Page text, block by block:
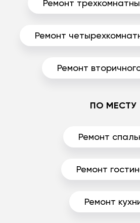
Ремонт
Ремонт
Ремонт
ПО МЕСТУ
Ремонт
Ремонт
Ремонт